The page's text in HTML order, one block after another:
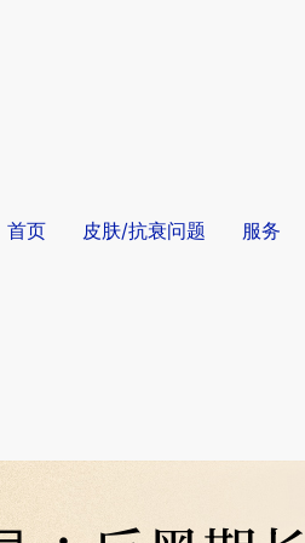
首页 皮肤/抗衰问题 服务